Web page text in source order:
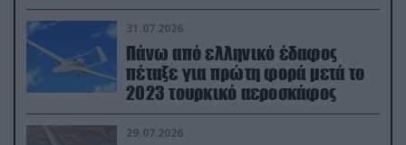
31.07.2026
Πάνω από ελληνικό έδαφος
πέταξε για πρώτη φορά μετά το
2023 τουρκικό αεροσκάφος
29.07.2026